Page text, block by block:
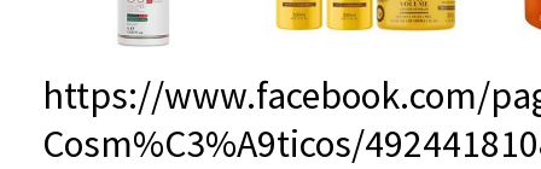
https://www.facebook.com/
Cosm%C3%A9ticos/